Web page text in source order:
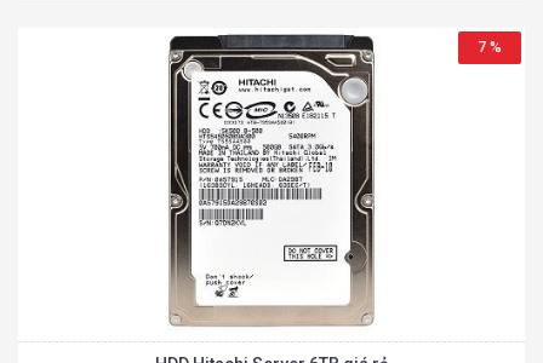
7 %